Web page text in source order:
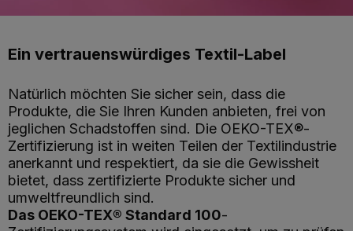
Ein vertrauenswürdiges Textil-Label
Natürlich möchten Sie sicher sein, dass die
Produkte, die Sie Ihren Kunden anbieten, frei von
jeglichen Schadstoffen sind. Die OEKO-TEX®-
Zertifizierung ist in weiten Teilen der Textilindustrie
anerkannt und respektiert, da sie die Gewissheit
bietet, dass zertifizierte Produkte sicher und
umweltfreundlich sind.
Das OEKO-TEX® Standard 100-